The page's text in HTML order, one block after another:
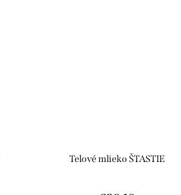
Telové mlieko ŠTASTIE